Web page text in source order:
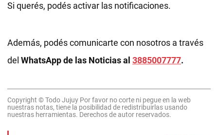
Si querés, podés activar las notificaciones.
Además, podés comunicarte con nosotros a través
del WhatsApp de las Noticias al 3885007777.
Copyright © Todo Jujuy Por favor no corte ni pegue en la web
nuestras notas, tiene la posibilidad de redistribuirlas usando
nuestras herramientas. Derechos de autor reservados.